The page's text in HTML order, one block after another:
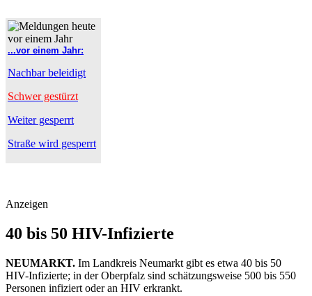
...vor einem Jahr:
Nachbar beleidigt
Schwer gestürzt
Weiter gesperrt
Straße wird gesperrt
Anzeigen
40 bis 50 HIV-Infizierte
NEUMARKT. Im Landkreis Neumarkt gibt es etwa 40 bis 50
HIV-Infizierte; in der Oberpfalz sind schätzungsweise 500 bis 550
Personen infiziert oder an HIV erkrankt.